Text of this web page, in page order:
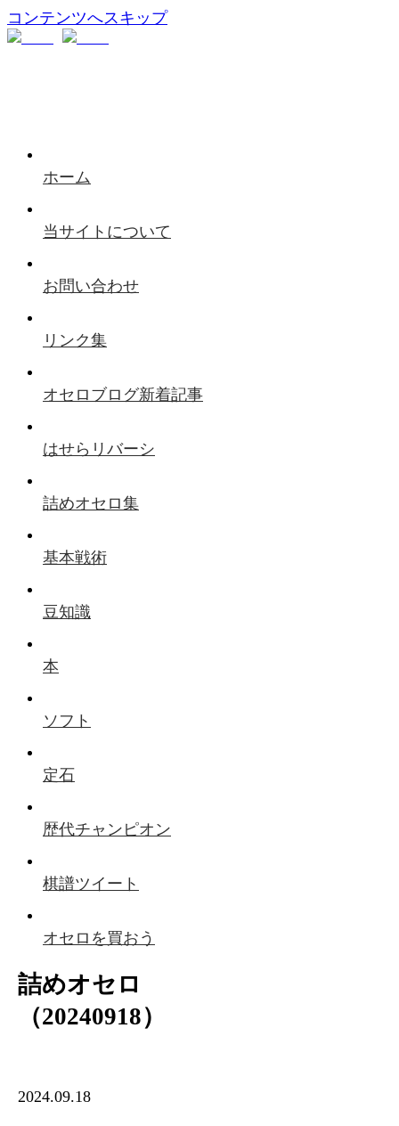
コンテンツへスキップ
ホーム
当サイトについて
お問い合わせ
リンク集
オセロブログ新着記事
はせらリバーシ
詰めオセロ集
基本戦術
豆知識
本
ソフト
定石
歴代チャンピオン
棋譜ツイート
オセロを買おう
詰めオセロ
（20240918）
2024.09.18